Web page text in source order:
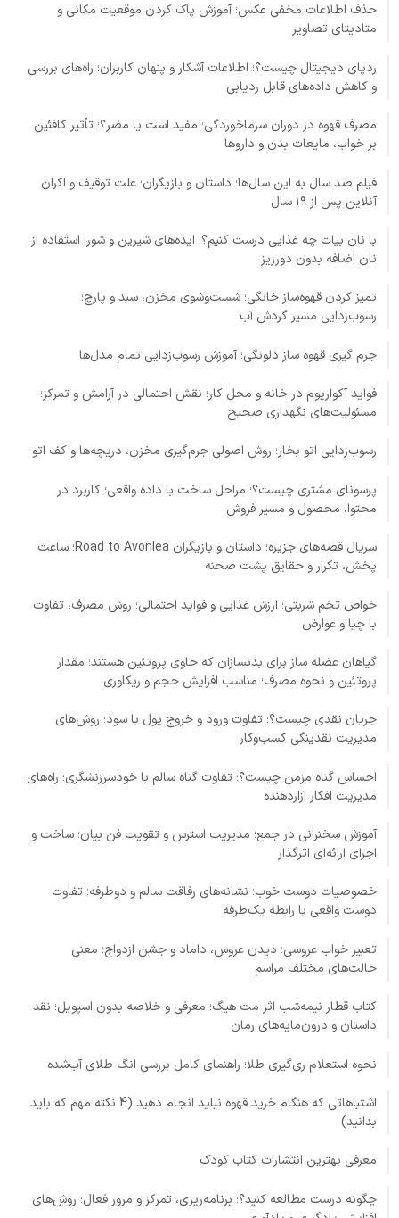
حذف اطلاعات مخفی عکس؛ آموزش پاک کردن موقعیت مکانی و
متادیتای تصاویر
ردپای دیجیتال چیست؟؛ اطلاعات آشکار و پنهان کاربران؛ راه‌های بررسی
و کاهش داده‌های قابل ردیابی
مصرف قهوه در دوران سرماخوردگی؛ مفید است یا مضر؟؛ تأثیر کافئین
بر خواب، مایعات بدن و داروها
فیلم صد سال به این سال‌ها؛ داستان و بازیگران؛ علت توقیف و اکران
آنلاین پس از ۱۹ سال
با نان بیات چه غذایی درست کنیم؟؛ ایده‌های شیرین و شور؛ استفاده از
نان اضافه بدون دورریز
تمیز کردن قهوه‌ساز خانگی؛ شست‌وشوی مخزن، سبد و پارچ؛
رسوب‌زدایی مسیر گردش آب
جرم گیری قهوه ساز دلونگی؛ آموزش رسوب‌زدایی تمام مدل‌ها
فواید آکواریوم در خانه و محل کار؛ نقش احتمالی در آرامش و تمرکز؛
مسئولیت‌های نگهداری صحیح
رسوب‌زدایی اتو بخار؛ روش اصولی جرم‌گیری مخزن، دریچه‌ها و کف اتو
پرسونای مشتری چیست؟؛ مراحل ساخت با داده واقعی؛ کاربرد در
محتوا، محصول و مسیر فروش
سریال قصه‌های جزیره؛ داستان و بازیگران Road to Avonlea؛ ساعت
پخش، تکرار و حقایق پشت صحنه
خواص تخم شربتی؛ ارزش غذایی و فواید احتمالی؛ روش مصرف، تفاوت
با چیا و عوارض
گیاهان عضله ساز برای بدنسازان که حاوی پروتئین هستند؛ مقدار
پروتئین و نحوه مصرف؛ مناسب افزایش حجم و ریکاوری
جریان نقدی چیست؟؛ تفاوت ورود و خروج پول با سود؛ روش‌های
مدیریت نقدینگی کسب‌وکار
احساس گناه مزمن چیست؟؛ تفاوت گناه سالم با خودسرزنشگری؛ راه‌های
مدیریت افکار آزاردهنده
آموزش سخنرانی در جمع؛ مدیریت استرس و تقویت فن بیان؛ ساخت و
اجرای ارائه‌ای اثرگذار
خصوصیات دوست خوب؛ نشانه‌های رفاقت سالم و دوطرفه؛ تفاوت
دوست واقعی با رابطه یک‌طرفه
تعبیر خواب عروسی؛ دیدن عروس، داماد و جشن ازدواج؛ معنی
حالت‌های مختلف مراسم
کتاب قطار نیمه‌شب اثر مت هیگ؛ معرفی و خلاصه بدون اسپویل؛ نقد
داستان و درون‌مایه‌های رمان
نحوه استعلام ری‌گیری طلا؛ راهنمای کامل بررسی انگ طلای آب‌شده
اشتباهاتی که هنگام خرید قهوه نباید انجام دهید (4 نکته مهم که باید
بدانید)
معرفی بهترین انتشارات کتاب کودک
چگونه درست مطالعه کنید؟؛ برنامه‌ریزی، تمرکز و مرور فعال؛ روش‌های